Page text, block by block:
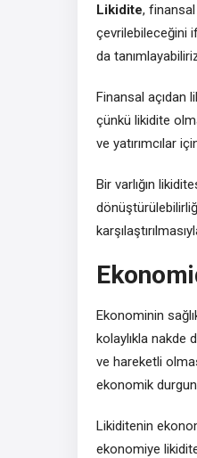
Likidite, finansal
çevrilebileceğini
da
Finansal açıdan
çünkü likidite
ve yatırımcılar
Bir varlığın
Ekonominin
kolaylıkla nakde
ve hareketli
ekonomik
Likiditenin
ekonomiye